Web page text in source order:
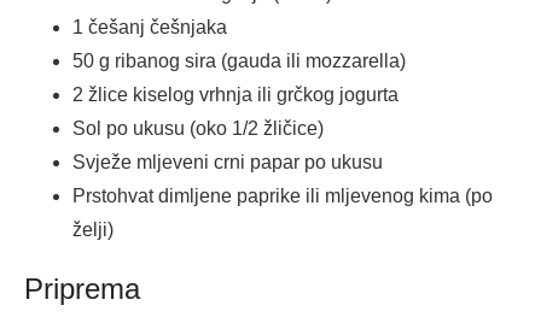
1 češanj češnjaka
50 g ribanog sira (gauda ili mozzarella)
2 žlice kiselog vrhnja ili grčkog jogurta
Sol po ukusu (oko 1/2 žličice)
Svježe mljeveni crni papar po ukusu
Prstohvat dimljene paprike ili mljevenog kima (po
želji)
Priprema